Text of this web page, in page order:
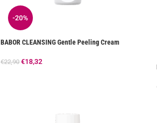
-20%
BABOR CLEANSING Gentle Peeling Cream
€22,90 €18,32